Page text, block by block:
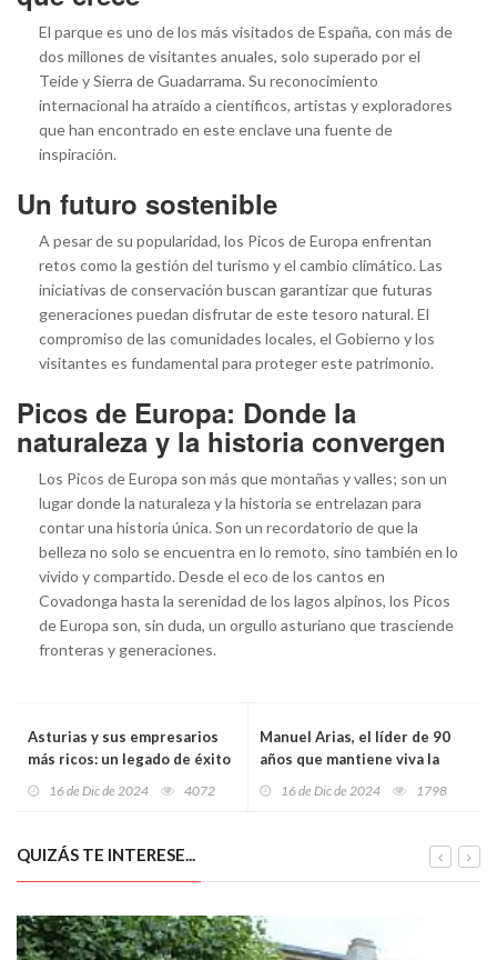
El parque es uno de los más visitados de España, con más de
dos millones de visitantes anuales, solo superado por el
Teide y Sierra de Guadarrama. Su reconocimiento
internacional ha atraído a científicos, artistas y exploradores
que han encontrado en este enclave una fuente de
inspiración.
Un futuro sostenible
A pesar de su popularidad, los Picos de Europa enfrentan
retos como la gestión del turismo y el cambio climático. Las
iniciativas de conservación buscan garantizar que futuras
generaciones puedan disfrutar de este tesoro natural. El
compromiso de las comunidades locales, el Gobierno y los
visitantes es fundamental para proteger este patrimonio.
Picos de Europa: Donde la
naturaleza y la historia convergen
Los Picos de Europa son más que montañas y valles; son un
lugar donde la naturaleza y la historia se entrelazan para
contar una historia única. Son un recordatorio de que la
belleza no solo se encuentra en lo remoto, sino también en lo
vivido y compartido. Desde el eco de los cantos en
Covadonga hasta la serenidad de los lagos alpinos, los Picos
de Europa son, sin duda, un orgullo asturiano que trasciende
fronteras y generaciones.
Asturias y sus empresarios
más ricos: un legado de éxito
16 de Dic de 2024 4072
Manuel Arias, el líder de 90
años que mantiene viva la
16 de Dic de 2024 1798
QUIZÁS TE INTERESE...